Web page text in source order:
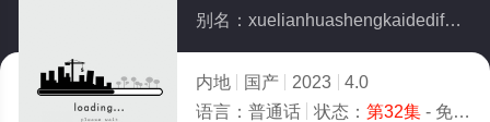
别名：xuelianhuashengkaidedifang
内地 国产 2023
4.0
语言： 普通话 状态： 第32集- 免费在线观看